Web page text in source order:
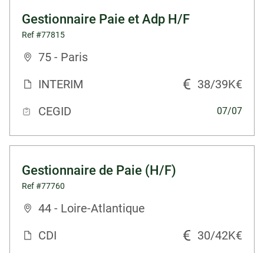
Gestionnaire Paie et Adp H/F
Ref #77815
75 - Paris
INTERIM
38/39K€
CEGID
07/07
Gestionnaire de Paie (H/F)
Ref #77760
44 - Loire-Atlantique
CDI
30/42K€